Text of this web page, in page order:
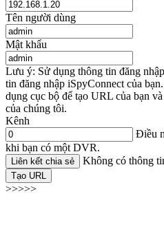
Tên người dùng
Mật khẩu
Lưu ý: Sử dụng thông tin đăng
tin đăng nhập iSpyConnect của
dụng cục bộ để tạo URL của bạn
của chúng tôi.
Kênh
Điều
khi bạn có một DVR.
Liên kết chia sẻ Không có thông
Tạo URL
>>>>>